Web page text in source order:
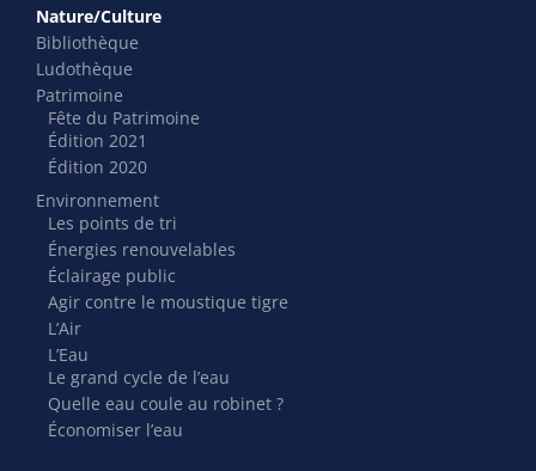
Nature/Culture
Bibliothèque
Ludothèque
Patrimoine
Fête du Patrimoine
Édition 2021
Édition 2020
Environnement
Les points de tri
Énergies renouvelables
Éclairage public
Agir contre le moustique tigre
L’Air
L’Eau
Le grand cycle de l’eau
Quelle eau coule au robinet ?
Économiser l’eau